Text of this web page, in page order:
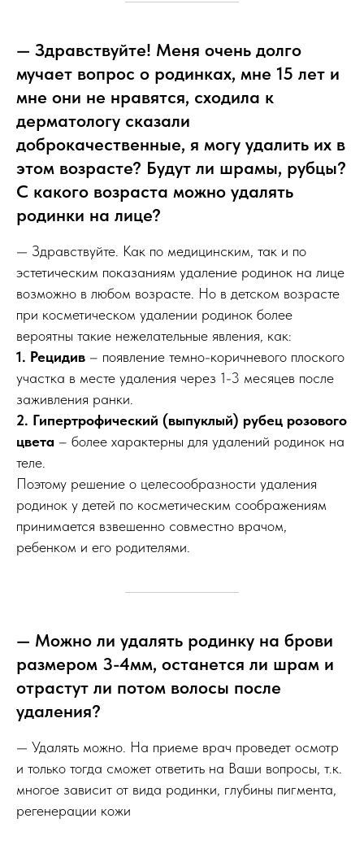
— Здравствуйте! Меня очень долго
мучает вопрос о родинках, мне 15 лет и
мне они не нравятся, сходила к
дерматологу сказали
доброкачественные, я могу удалить их в
этом возрасте? Будут ли шрамы, рубцы?
С какого возраста можно удалять
родинки на лице?
— Здравствуйте. Как по медицинским, так и по
эстетическим показаниям удаление родинок на лице
возможно в любом возрасте. Но в детском возрасте
при косметическом удалении родинок более
вероятны такие нежелательные явления, как:
1. Рецидив – появление темно-коричневого плоского
участка в месте удаления через 1-3 месяцев после
заживления ранки.
2. Гипертрофический (выпуклый) рубец розового
цвета – более характерны для удалений родинок на
теле.
Поэтому решение о целесообразности удаления
родинок у детей по косметическим соображениям
принимается взвешенно совместно врачом,
ребенком и его родителями.
— Можно ли удалять родинку на брови
размером 3-4мм, останется ли шрам и
отрастут ли потом волосы после
удаления?
— Удалять можно. На приеме врач проведет осмотр
и только тогда сможет ответить на Ваши вопросы, т.к.
многое зависит от вида родинки, глубины пигмента,
регенерации кожи